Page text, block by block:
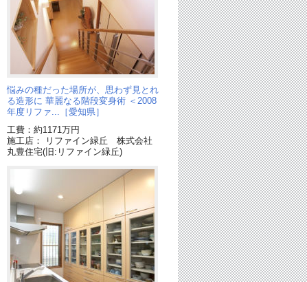
悩みの種だった場所が、思わず見とれ
る造形に 華麗なる階段変身術 ＜2008
年度リファ...［愛知県］
工費：約1171万円
施工店： リファイン緑丘 株式会社
丸豊住宅(旧:リファイン緑丘)